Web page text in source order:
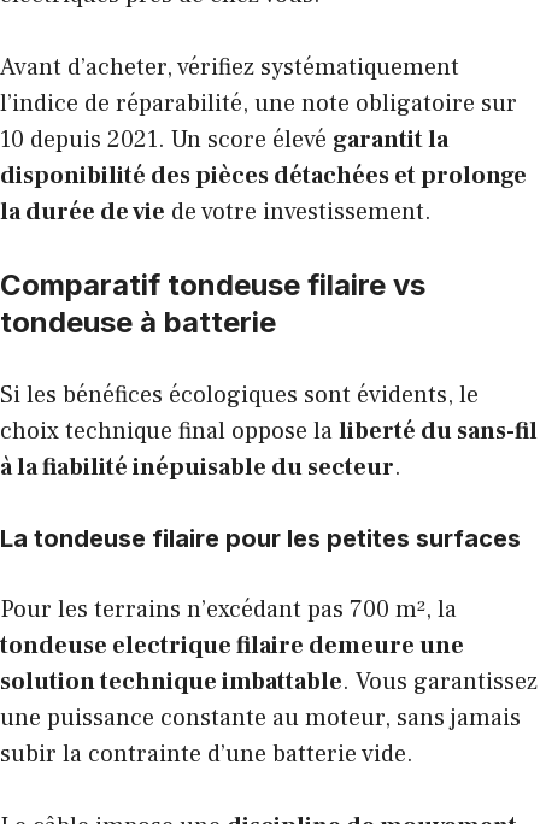
Avant d’acheter, vérifiez systématiquement
l’indice de réparabilité, une note obligatoire sur
10 depuis 2021. Un score élevé garantit la
disponibilité des pièces détachées et prolonge
la durée de vie de votre investissement.
Comparatif tondeuse filaire vs
tondeuse à batterie
Si les bénéfices écologiques sont évidents, le
choix technique final oppose laliberté du sans-fil
à la fiabilité inépuisable du secteur.
La tondeuse filaire pour les petites surfaces
Pour les terrains n’excédant pas 700 m², la
tondeuse electrique filaire demeure une
solution technique imbattable. Vous garantissez
une puissance constante au moteur, sans jamais
subir la contrainte d’une batterie vide.